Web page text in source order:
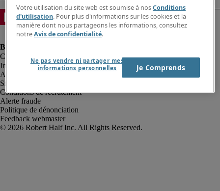
Informations sur la société
Avis de confidentialité
Site web et cookies
Conditions de recrutement
Alerte fraude
Politique de dénonciation
Feedback webmaster
Votre utilisation du site web est soumise à nosConditions
d'utilisation. Pour plus d'informations sur les cookies et la
manière dont nous partageons les informations, consultez
notreAvis de confidentialité.
Ne pas vendre ni partager mes
informations personnelles
Je Comprends